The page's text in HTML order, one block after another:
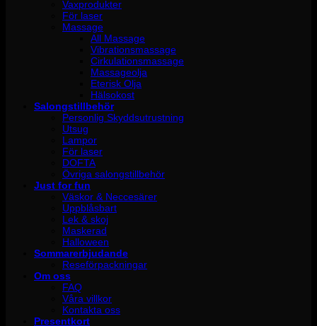
Vaxprodukter
För laser
Massage
All Massage
Vibrationsmassage
Cirkulationsmassage
Massageolja
Eterisk Olja
Hälsokost
Salongstillbehör
Personlig Skyddsutrustning
Utsug
Lampor
För laser
DOFTA
Övriga salongstillbehör
Just for fun
Väskor & Neccesärer
Uppblåsbart
Lek & skoj
Maskerad
Halloween
Sommarerbjudande
Reseförpackningar
Om oss
FAQ
Våra villkor
Kontakta oss
Presentkort